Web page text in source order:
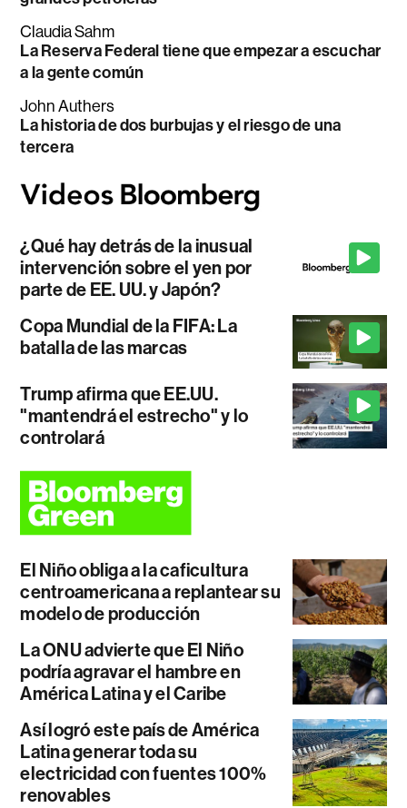
Claudia Sahm
La Reserva Federal tiene que empezar a escuchar
a la gente común
John Authers
La historia de dos burbujas y el riesgo de una
tercera
¿Qué hay detrás de la inusual
intervención sobre el yen por
parte de EE. UU. y Japón?
Copa Mundial de la FIFA: La
batalla de las marcas
Trump afirma que EE.UU.
"mantendrá el estrecho" y lo
controlará
El Niño obliga a la caficultura
centroamericana a replantear su
modelo de producción
La ONU advierte que El Niño
podría agravar el hambre en
América Latina y el Caribe
Así logró este país de América
Latina generar toda su
electricidad con fuentes 100%
renovables